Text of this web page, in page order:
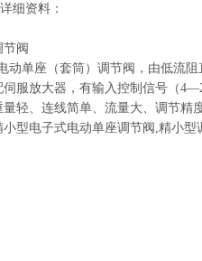
细资料：
阀
动单座（套筒）调节阀，由低流
服放大器，有输入控制信号（
轻、连线简单、流量大、调节
型电子式电动单座调节阀 ,精小型